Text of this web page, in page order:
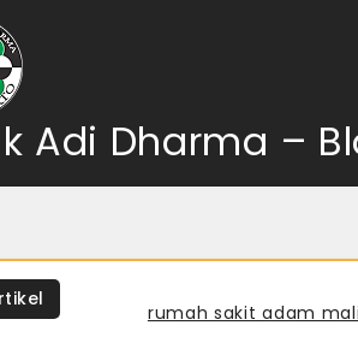
Adi Dharma –
rumah sakit adam